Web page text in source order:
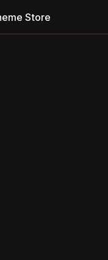
Store